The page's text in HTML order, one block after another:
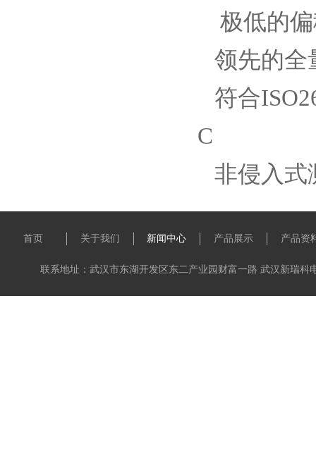
极低的偏
领先的全
符合
C
非侵入式
首页 关于我们 新闻中心 产品展示 产品资
联系地址：武汉市东湖开发区东二产业园财富一路 武汉新瑞